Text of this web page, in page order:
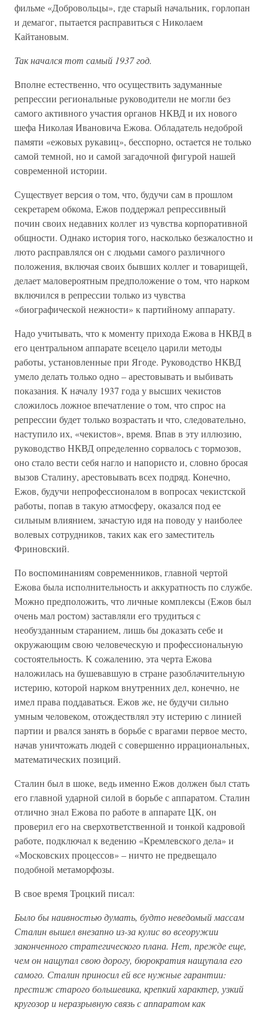
фильме «Добровольцы», где старый начальник, горлопан
и демагог, пытается расправиться с Николаем
Кайтановым.
Так начался тот самый 1937 год.
Вполне естественно, что осуществить задуманные
репрессии региональные руководители не могли без
самого активного участия органов НКВД и их нового
шефа Николая Ивановича Ежова. Обладатель недоброй
памяти «ежовых рукавиц», бесспорно, остается не только
самой темной, но и самой загадочной фигурой нашей
современной истории.
Существует версия о том, что, будучи сам в прошлом
секретарем обкома, Ежов поддержал репрессивный
почин своих недавних коллег из чувства корпоративной
общности. Однако история того, насколько безжалостно и
люто расправлялся он с людьми самого различного
положения, включая своих бывших коллег и товарищей,
делает маловероятным предположение о том, что нарком
включился в репрессии только из чувства
«биографической нежности» к партийному аппарату.
Надо учитывать, что к моменту прихода Ежова в НКВД в
его центральном аппарате всецело царили методы
работы, установленные при Ягоде. Руководство НКВД
умело делать только одно – арестовывать и выбивать
показания. К началу 1937 года у высших чекистов
сложилось ложное впечатление о том, что спрос на
репрессии будет только возрастать и что, следовательно,
наступило их, «чекистов», время. Впав в эту иллюзию,
руководство НКВД определенно сорвалось с тормозов,
оно стало вести себя нагло и напористо и, словно бросая
вызов Сталину, арестовывать всех подряд. Конечно,
Ежов, будучи непрофессионалом в вопросах чекистской
работы, попав в такую атмосферу, оказался под ее
сильным влиянием, зачастую идя на поводу у наиболее
волевых сотрудников, таких как его заместитель
Фриновский.
По воспоминаниям современников, главной чертой
Ежова была исполнительность и аккуратность по службе.
Можно предположить, что личные комплексы (Ежов был
очень мал ростом) заставляли его трудиться с
необузданным старанием, лишь бы доказать себе и
окружающим свою человеческую и профессиональную
состоятельность. К сожалению, эта черта Ежова
наложилась на бушевавшую в стране разоблачительную
истерию, которой нарком внутренних дел, конечно, не
имел права поддаваться. Ежов же, не будучи сильно
умным человеком, отождествлял эту истерию с линией
партии и рвался занять в борьбе с врагами первое место,
начав уничтожать людей с совершенно иррациональных,
математических позиций.
Сталин был в шоке, ведь именно Ежов должен был стать
его главной ударной силой в борьбе с аппаратом. Сталин
отлично знал Ежова по работе в аппарате ЦК, он
проверил его на сверхответственной и тонкой кадровой
работе, подключал к ведению «Кремлевского дела» и
«Московских процессов» – ничто не предвещало
подобной метаморфозы.
В свое время Троцкий писал:
Было бы наивностью думать, будто неведомый массам
Сталин вышел внезапно из-за кулис во всеоружии
законченного стратегического плана. Нет, прежде еще,
чем он нащупал свою дорогу, бюрократия нащупала его
самого. Сталин приносил ей все нужные гарантии:
престиж старого большевика, крепкий характер, узкий
кругозор и неразрывную связь с аппаратом как